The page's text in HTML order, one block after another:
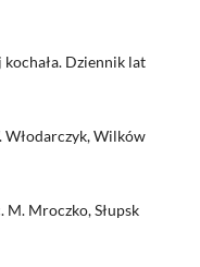
Dziennik lat
Włodarczyk, Wilków
Mroczko, Słupsk